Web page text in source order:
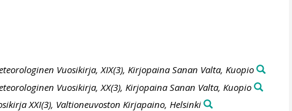
Vuosikirja, XIX(3), Kirjopaina Sanan Valta, Kuopio
Vuosikirja, XX(3), Kirjopaina Sanan Valta, Kuopio
XXI(3), Valtioneuvoston Kirjapaino, Helsinki